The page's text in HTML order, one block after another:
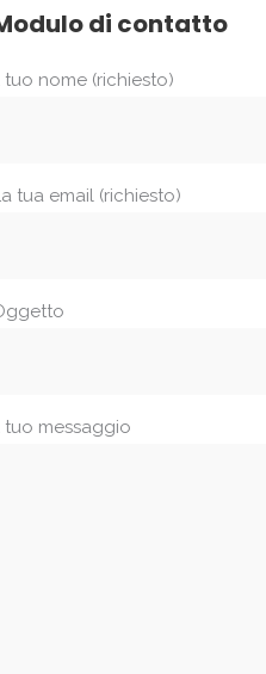
di contatto
tuo nome (richiesto)
tua email (richiesto)
tuo messaggio